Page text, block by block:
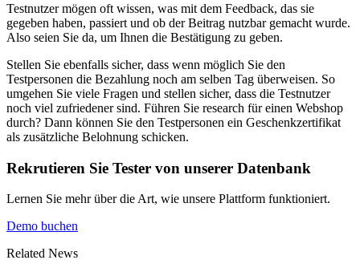
Testnutzer mögen oft wissen, was mit dem Feedback, das sie
gegeben haben, passiert und ob der Beitrag nutzbar gemacht wurde.
Also seien Sie da, um Ihnen die Bestätigung zu geben.
Stellen Sie ebenfalls sicher, dass wenn möglich Sie den
Testpersonen die Bezahlung noch am selben Tag überweisen. So
umgehen Sie viele Fragen und stellen sicher, dass die Testnutzer
noch viel zufriedener sind. Führen Sie research für einen Webshop
durch? Dann können Sie den Testpersonen ein Geschenkzertifikat
als zusätzliche Belohnung schicken.
Rekrutieren Sie Tester von unserer Datenbank
Lernen Sie mehr über die Art, wie unsere Plattform funktioniert.
Demo buchen
Related News